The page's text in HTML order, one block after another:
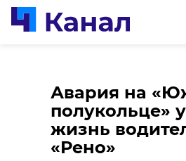
Авария на
полукольце»
жизнь
«Рено»
Безразличие
собаки
беде в
Ленобласти
завоевала
первенстве